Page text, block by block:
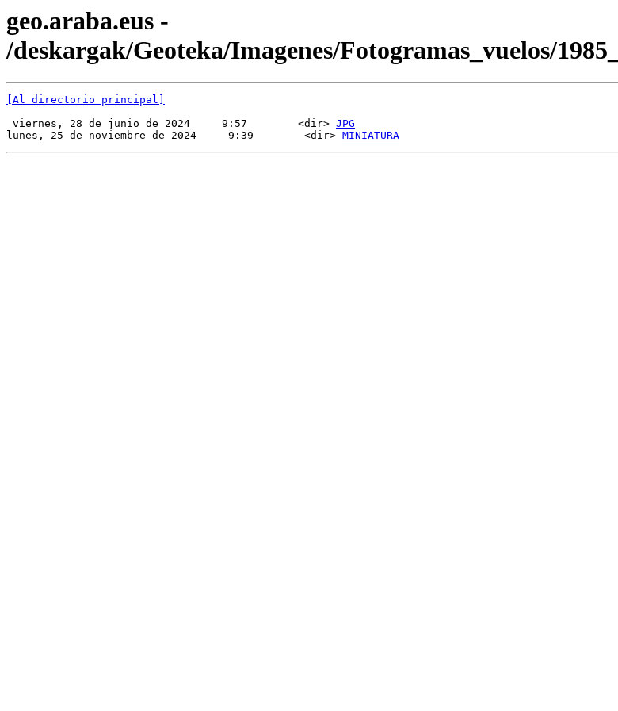
geo.araba.eus -
/deskargak/Geoteka/Imagenes/Fotogramas_vuelos/
[Al directorio principal]
viernes, 28 de junio de 2024     9:57        <dir> JPG
lunes, 25 de noviembre de 2024     9:39        <dir> MINIATURA